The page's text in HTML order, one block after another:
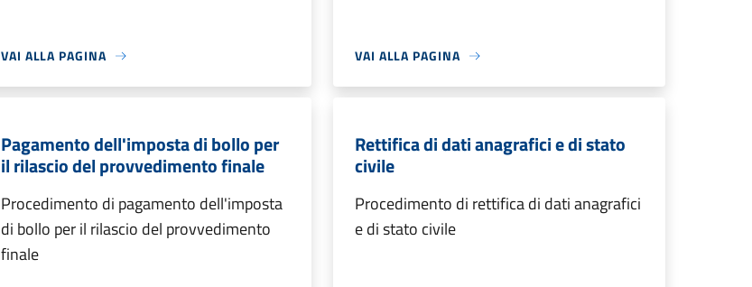
VAI ALLA PAGINA VAI ALLA PAGINA
Pagamento dell'imposta di bollo per
il rilascio del provvedimento finale
Procedimento di pagamento dell'imposta
di bollo per il rilascio del provvedimento
finale
Rettifica di dati anagrafici e di stato
civile
Procedimento di rettifica di dati anagrafici
e di stato civile